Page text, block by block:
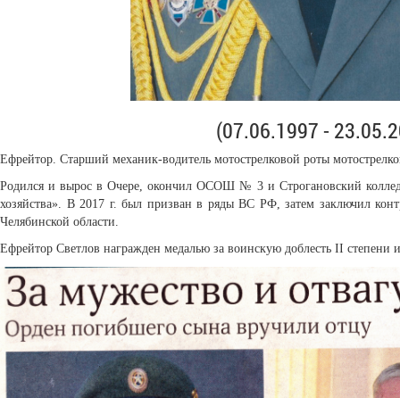
(07.06.1997 -
Ефрейтор. Старший механик-водитель мотострелковой роты
Родился и вырос в Очере, окончил ОСОШ № 3 и Строгановский
хозяйства». В 2017 г. был призван в ряды ВС РФ, затем заключил
Челябинской области.
Ефрейтор Светлов награжден медалью за воинскую доблесть II